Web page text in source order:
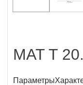
MAT T
Параметры